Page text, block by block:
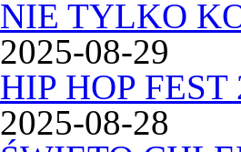
NIE TYLKO
2025-08-29
HIP HOP FEST
2025-08-28